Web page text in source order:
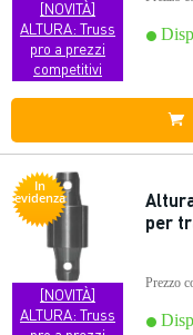
[NOVITÀ]
ALTURA: Truss
pro a prezzi
competitivi
In
evidenza
[NOVITÀ]
ALTURA: Truss
per
Prezzo